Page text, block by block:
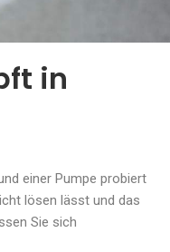
in
einer Pumpe probiert
lösen lässt und das
Sie sich